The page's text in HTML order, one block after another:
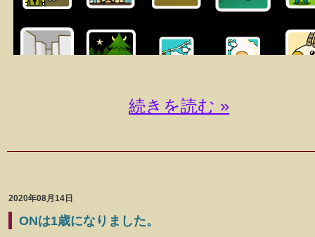
続きを読む »
2020年08月14日
ONは1歳になりました。